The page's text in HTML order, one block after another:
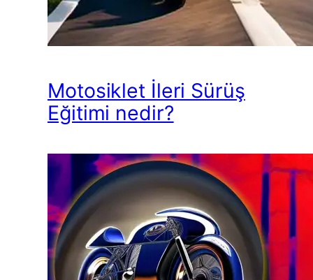
Motosiklet İleri Sürüş
Eğitimi nedir?